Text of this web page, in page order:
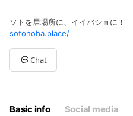
ソトを居場所に、イイバショに！
sotonoba.place/
Chat
Basic info Social media